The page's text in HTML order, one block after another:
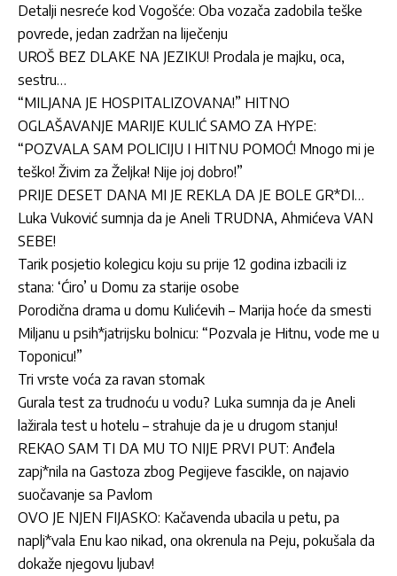
Detalji nesreće kod Vogošće: Oba vozača zadobila teške
povrede, jedan zadržan na liječenju
UROŠ BEZ DLAKE NA JEZIKU! Prodala je majku, oca,
sestru…
“MILJANA JE HOSPITALIZOVANA!” HITNO
OGLAŠAVANJE MARIJE KULIĆ SAMO ZA HYPE:
“POZVALA SAM POLICIJU I HITNU POMOĆ! Mnogo mi je
teško! Živim za Željka! Nije joj dobro!”
PRIJE DESET DANA MI JE REKLA DA JE BOLE GR*DI…
Luka Vuković sumnja da je Aneli TRUDNA, Ahmićeva VAN
SEBE!
Tarik posjetio kolegicu koju su prije 12 godina izbacili iz
stana: ‘Ćiro’ u Domu za starije osobe
Porodična drama u domu Kulićevih – Marija hoće da smesti
Miljanu u psih*jatrijsku bolnicu: “Pozvala je Hitnu, vode me u
Toponicu!”
Tri vrste voća za ravan stomak
Gurala test za trudnoću u vodu? Luka sumnja da je Aneli
lažirala test u hotelu – strahuje da je u drugom stanju!
REKAO SAM TI DA MU TO NIJE PRVI PUT: Anđela
zapj*nila na Gastoza zbog Pegijeve fascikle, on najavio
suočavanje sa Pavlom
OVO JE NJEN FIJASKO: Kačavenda ubacila u petu, pa
naplj*vala Enu kao nikad, ona okrenula na Peju, pokušala da
dokaže njegovu ljubav!